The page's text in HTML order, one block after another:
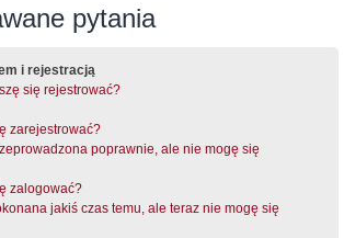
pytania
i rejestracją
się rejestrować?
zarejestrować?
poprawnie, ale nie mogę się
zalogować?
jakiś czas temu, ale teraz nie mogę się